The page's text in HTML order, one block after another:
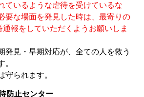
ているような虐待を受けているな
要な場面を発見した時は、最寄りの
報をしていただくようお願いしま
発見・早期対応が、全ての人を救う
守られます。
防止センター